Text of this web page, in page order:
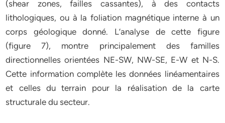
(shear zones, failles cassantes), à des contacts
lithologiques, ou à la foliation magnétique interne à un
corps géologique donné. L’analyse de cette figure
(figure 7), montre principalement des familles
directionnelles orientées NE-SW, NW-SE, E-W et N-S.
Cette information complète les données linéamentaires
et celles du terrain pour la réalisation de la carte
structurale du secteur.